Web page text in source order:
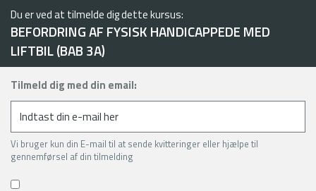
Du er ved at tilmelde dig dette kursus:
BEFORDRING AF FYSISK HANDICAPPEDE MED
LIFTBIL (BAB 3A)
Tilmeld dig med din email:
Vi bruger kun din E-mail til at sende kvitteringer eller hjælpe til
gennemførsel af din tilmelding